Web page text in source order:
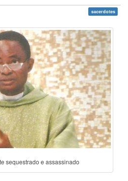
sacerdotes
sequestrado e assassinado